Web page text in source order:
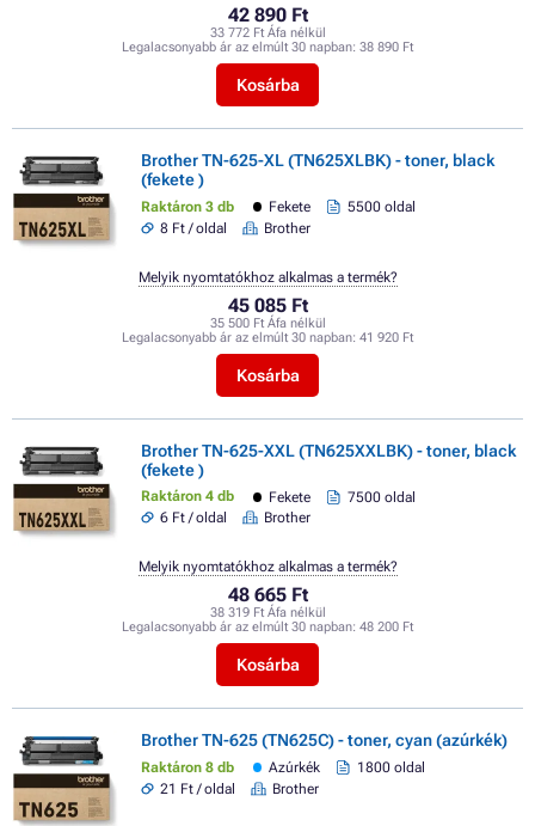
42 890 Ft
33 772 Ft Áfa nélkül
Legalacsonyabb ár az elmúlt 30 napban: 38 890 Ft
Kosárba
Brother TN-625-XL (TN625XLBK) - toner, black
(fekete )
Raktáron 3 db Fekete
5500 oldal
8 Ft / oldal
Brother
45 085 Ft
35 500 Ft Áfa nélkül
Legalacsonyabb ár az elmúlt 30 napban: 41 920 Ft
Kosárba
Melyik nyomtatókhoz alkalmas a termék?
Brother TN-625-XXL (TN625XXLBK) - toner, black
(fekete )
Raktáron 4 db Fekete
7500 oldal
6 Ft / oldal
Brother
48 665 Ft
38 319 Ft Áfa nélkül
Legalacsonyabb ár az elmúlt 30 napban: 48 200 Ft
Kosárba
Melyik nyomtatókhoz alkalmas a termék?
Brother TN-625 (TN625C) - toner, cyan (azúrkék)
Raktáron 8 db Azúrkék
1800 oldal
21 Ft / oldal
Brother